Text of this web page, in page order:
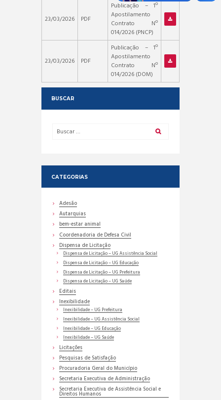
23/03/2026 PDF
Publicação – 1º
Apostilamento
Contrato Nº
014/2026 (PNCP)
23/03/2026 PDF
Publicação – 1º
Apostilamento
Contrato Nº
014/2026 (DOM)
BUSCAR
CATEGORIAS
Adesão
Autarquias
bem-estar animal
Coordenadoria de Defesa Civil
Dispensa de Licitação
Dispensa de Licitação – UG Assistência Social
Dispensa de Licitação – UG Educação
Dispensa de Licitação – UG Prefeitura
Dispensa de Licitação – UG Saúde
Editais
Inexibilidade
Inexibilidade – UG Prefeitura
Inexibilidade – UG Assistência Social
Inexibilidade – UG Educação
Inexibilidade – UG Saúde
Licitações
Pesquisas de Satisfação
Procuradoria Geral do Município
Secretaria Executiva de Administração
Secretaria Executiva de Assistência Social e
Direitos Humanos